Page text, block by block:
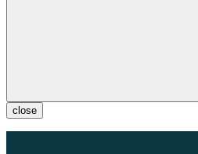
close